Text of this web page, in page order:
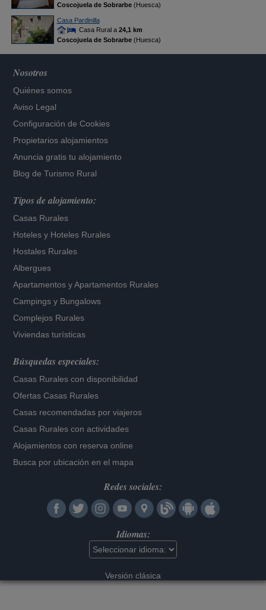
Coscojuela de Sobrarbe(Huesca)
Casa Pardinilla
Casa Rural a 24,1 km
Coscojuela de Sobrarbe(Huesca)
Nosotros
Quiénes somos
Aviso Legal
Configuración de Cookies
Propietarios alojamientos
Anuncia gratis tu alojamiento
Blog de Turismo Rural
Tipos de alojamiento:
Casas Rurales
Hoteles y Hoteles Rurales
Hostales Rurales
Albergues
Apartamentos yApartamentos Rurales
Campings y Bungalows
Complejos Rurales
Viviendas turísticas
Búsquedas especiales:
Casas Rurales con disponibilidad
Ofertas Casas Rurales
Casas recomendadas por viajeros
Casas Rurales con actividades
Alojamientos con reserva online
Busca por ubicación en el mapa
Redes sociales:
Idiomas:
Versión clásica